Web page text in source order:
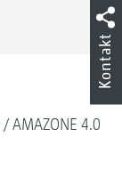
AMAZONE 4.0
Kontakt